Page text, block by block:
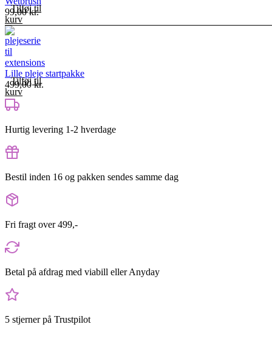
99,00kr.
Tilføj til
kurv
Lille pleje startpakke
499,00kr.
Tilføj til
kurv
Hurtig levering 1-2 hverdage
Bestil inden 16 og pakken sendes samme dag
Fri fragt over 499,-
Betal på afdrag med viabill eller Anyday
5 stjerner på Trustpilot